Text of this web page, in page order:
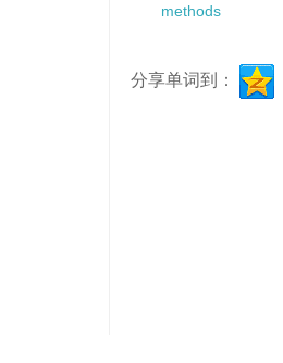
methods
分享单词到：